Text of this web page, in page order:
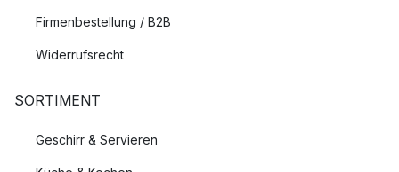
Firmenbestellung / B2B
Widerrufsrecht
SORTIMENT
Geschirr & Servieren